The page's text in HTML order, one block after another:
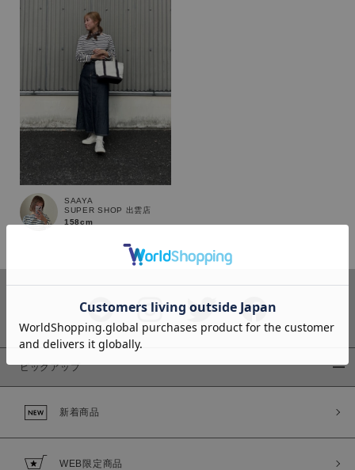
価格
SAAYA
SUPER SHOP 出雲店
158cm
ピックアップ
新着商品
WEB限定商品